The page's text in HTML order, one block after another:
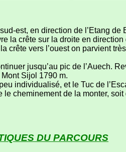
est, en direction de l’Etang de
la crête sur la droite en
crête vers l’ouest on parvient
jusqu’au pic de l’Auech.
Sijol 1790 m.
individualisé, et le Tuc de
cheminement de la monter,
DU PARCOURS